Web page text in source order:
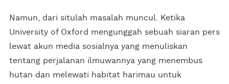
Namun, dari situlah masalah muncul. Ketika
University of Oxford mengunggah sebuah siaran pers
lewat akun media sosialnya yang menuliskan
tentang perjalanan ilmuwannya yang menembus
hutan dan melewati habitat harimau untuk